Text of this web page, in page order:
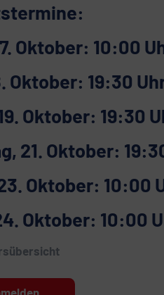
Oktober: 10:00
Oktober: 19:30
Oktober: 19:30
21. Oktober:
Oktober: 10:00
Oktober: 10:00